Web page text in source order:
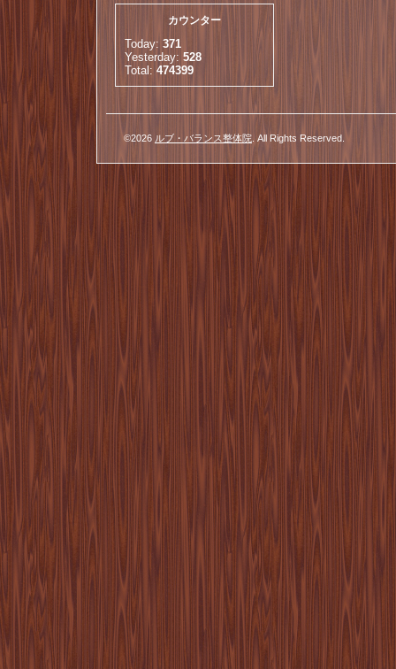
カウンター
Today: 371
Yesterday: 528
Total: 474399
©2026 ルブ・バランス整体院 . All Rights Reserved.